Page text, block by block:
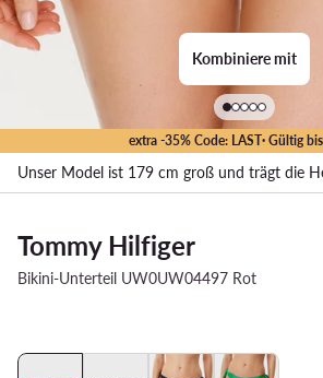
extra -35% Code: LAST· Gültig bis
Kombiniere mit
Unser Model ist 179 cm groß und trägt die
Tommy Hilfiger
Bikini-Unterteil UW0UW04497 Rot